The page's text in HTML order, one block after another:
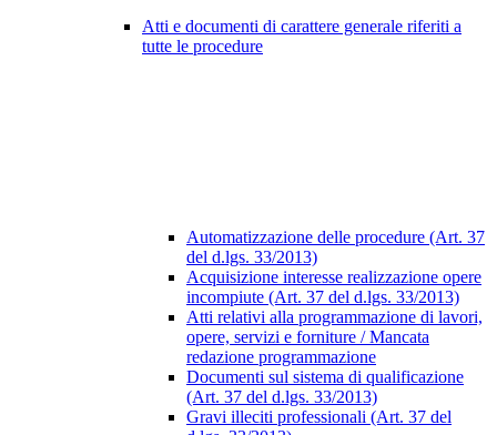
Atti e documenti di carattere generale riferiti a
tutte le procedure
Automatizzazione delle procedure (Art. 37
del d.lgs. 33/2013)
Acquisizione interesse realizzazione opere
incompiute (Art. 37 del d.lgs. 33/2013)
Atti relativi alla programmazione di lavori,
opere, servizi e forniture / Mancata
redazione programmazione
Documenti sul sistema di qualificazione
(Art. 37 del d.lgs. 33/2013)
Gravi illeciti professionali (Art. 37 del